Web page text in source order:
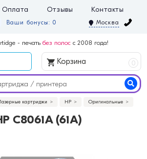
Оплата Отзывы Контакты
Ваши бонусы: 0 Москва
- печать без полос с 2008 года!
Корзина 0
картриджи HP Оригинальные
C8061A (61A)